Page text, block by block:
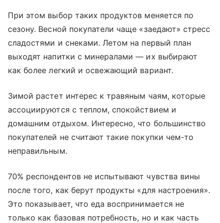
При этом выбор таких продуктов меняется по
сезону. Весной покупатели чаще «заедают» стресс
сладостями и снеками. Летом на первый план
выходят напитки с минералами — их выбирают
как более легкий и освежающий вариант.
Зимой растет интерес к травяным чаям, которые
ассоциируются с теплом, спокойствием и
домашним отдыхом. Интересно, что большинство
покупателей не считают такие покупки чем-то
неправильным.
70% респондентов не испытывают чувства вины
после того, как берут продукты «для настроения».
Это показывает, что еда воспринимается не
только как базовая потребность, но и как часть